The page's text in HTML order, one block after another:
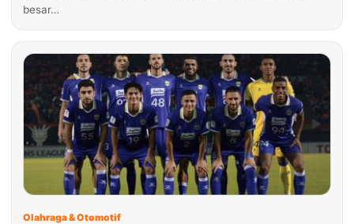
besar…
Olahraga & Otomotif